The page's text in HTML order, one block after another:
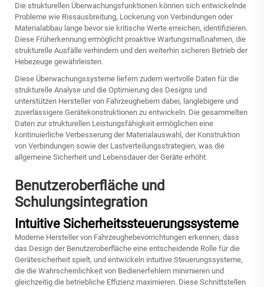
Die strukturellen Überwachungsfunktionen können sich entwickelnde
Probleme wie Rissausbreitung, Lockerung von Verbindungen oder
Materialabbau lange bevor sie kritische Werte erreichen, identifizieren.
Diese Früherkennung ermöglicht proaktive Wartungsmaßnahmen, die
strukturelle Ausfälle verhindern und den weiterhin sicheren Betrieb der
Hebezeuge gewährleisten.
Diese Überwachungssysteme liefern zudem wertvolle Daten für die
strukturelle Analyse und die Optimierung des Designs und
unterstützen Hersteller von Fahrzeughebern dabei, langlebigere und
zuverlässigere Gerätekonstruktionen zu entwickeln. Die gesammelten
Daten zur strukturellen Leistungsfähigkeit ermöglichen eine
kontinuierliche Verbesserung der Materialauswahl, der Konstruktion
von Verbindungen sowie der Lastverteilungsstrategien, was die
allgemeine Sicherheit und Lebensdauer der Geräte erhöht.
Benutzeroberfläche und
Schulungsintegration
Intuitive Sicherheitssteuerungssysteme
Moderne Hersteller von Fahrzeughebevorrichtungen erkennen, dass
das Design der Benutzeroberfläche eine entscheidende Rolle für die
Gerätesicherheit spielt, und entwickeln intuitive Steuerungssysteme,
die die Wahrscheinlichkeit von Bedienerfehlern minimieren und
gleichzeitig die betriebliche Effizienz maximieren. Diese Schnittstellen